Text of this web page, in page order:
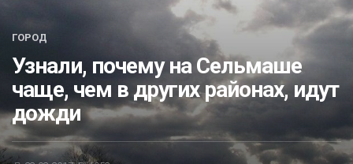
АФИША
ГОРОД
Узнали, почему на Сельмаше
чаще, чем в других районах, идут
дожди